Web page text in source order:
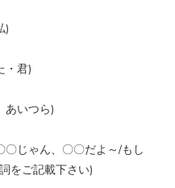
)
・君)
あいつら)
〇じゃん、〇〇だよ～/もし
をご記載下さい)